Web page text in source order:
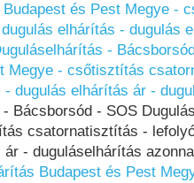
Budapest és Pest Megye -
elhárítás - dugulás
-
Megye - csőtisztítás
dugulás elhárítás ár -
Bácsborsód - SOS
csatornatisztítás -
ár - duguláselhárítás
Budapest és Pest